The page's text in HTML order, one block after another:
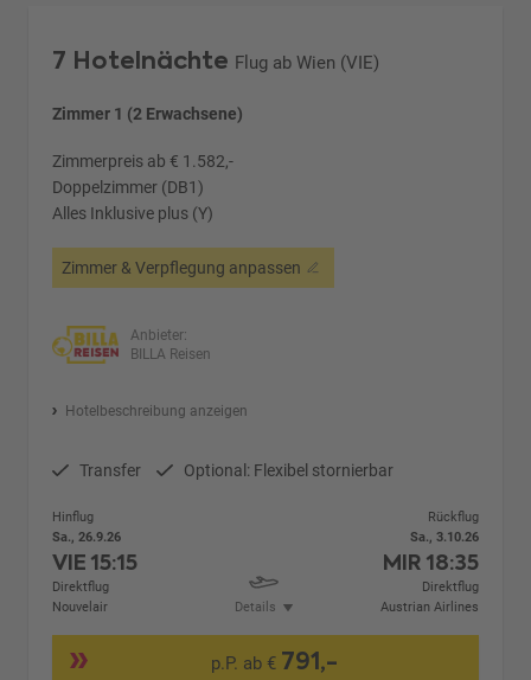
7 Hotelnächte Flug ab Wien (VIE)
Zimmer 1 (2 Erwachsene)
Zimmerpreis ab € 1.582,-
Doppelzimmer (DB1)
Alles Inklusive plus (Y)
Zimmer & Verpflegung anpassen
Anbieter:
BILLA Reisen
Hotelbeschreibung anzeigen
Transfer Optional: Flexibel stornierbar
Hinflug
Sa., 26.9.26
VIE15:15
Direktflug
Nouvelair
Details
Rückflug
Sa., 3.10.26
MIR 18:35
Direktflug
Austrian Airlines
p.P. ab € 791,-